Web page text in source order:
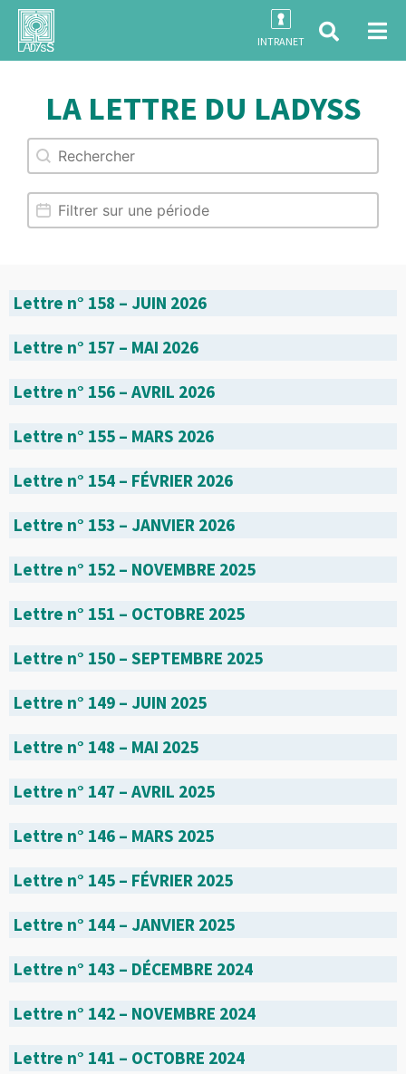
INTRANET
LA LETTRE DU LADYSS
Rechercher
Rechercher
Filtrer sur une période
Date
Lettre n° 158 – JUIN 2026
Lettre n° 157 – MAI 2026
Lettre n° 156 – AVRIL 2026
Lettre n° 155 – MARS 2026
Lettre n° 154 – FÉVRIER 2026
Lettre n° 153 – JANVIER 2026
Lettre n° 152 – NOVEMBRE 2025
Lettre n° 151 – OCTOBRE 2025
Lettre n° 150 – SEPTEMBRE 2025
Lettre n° 149 – JUIN 2025
Lettre n° 148 – MAI 2025
Lettre n° 147 – AVRIL 2025
Lettre n° 146 – MARS 2025
Lettre n° 145 – FÉVRIER 2025
Lettre n° 144 – JANVIER 2025
Lettre n° 143 – DÉCEMBRE 2024
Lettre n° 142 – NOVEMBRE 2024
Lettre n° 141 – OCTOBRE 2024